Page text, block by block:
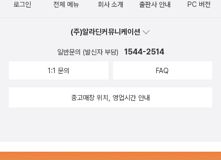
는 여러 사안들에 대해 이토록 일관되게 입장이 둘로 갈리는 이유는
고 나타난다는 것은 그것이 생물학적 본능과 관련 있음을 시사한다.
저자는 심리학, 행동경제학, 뇌과학, 유전학, 진화생물학의 최신 연구
제로 보수를 규정하고, 이를 바탕으로 다음을 포함하는 여러 정치적,
가, 왜 한국의 보수는 친미 · 친일 · 반공을 외치는가, 왜 보수주의자들
로그인 전체 메뉴 회사 소개 출판사 안내 PC 버전
(주)알라딘커뮤니케이션
일반문의 (발신자 부담) 1544-2514
1:1 문의 FAQ
중고매장 위치, 영업시간 안내